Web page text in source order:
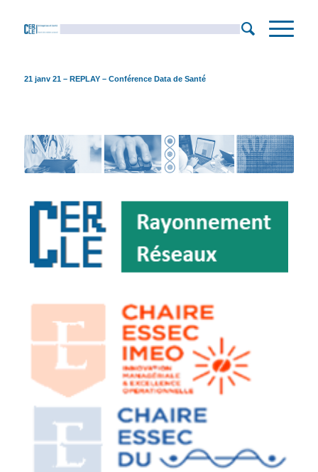
21 janv 21 – REPLAY – Conférence Data de Santé